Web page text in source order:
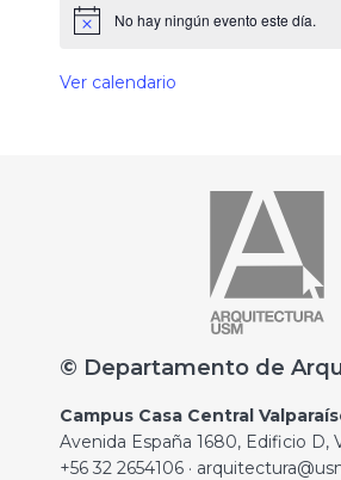
No hay ningún evento este día.
Ver calendario
© Departamento de
Campus Casa Central
Avenida España 1680, Edificio D,
+56 32 2654106 ·